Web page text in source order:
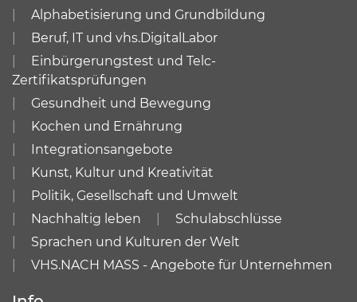
Alphabetisierung und Grundbildung
Beruf, IT und vhs.DigitalLabor
Einbürgerungstest und Telc-
Zertifikatsprüfungen
Gesundheit und Bewegung
Kochen und Ernährung
Integrationsangebote
Kunst, Kultur und Kreativität
Politik, Gesellschaft und Umwelt
Nachhaltig leben
Schulabschlüsse
Sprachen und Kulturen der Welt
VHS.NACH MASS - Angebote für Unternehmen